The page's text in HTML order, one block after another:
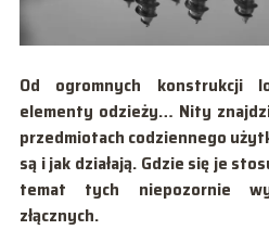
Od ogromnych konstrukcji
elementy odzieży… Nity
przedmiotach codziennego
są i jak działają. Gdzie się je
temat tych niepozornie
złącznych.